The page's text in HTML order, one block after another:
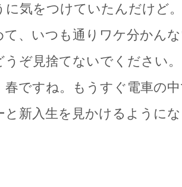
に気をつけていたんだけど
て、いつも通りワケ分かん
うぞ見捨てないでください
春ですね。もうすぐ電車の
と新入生を見かけるように